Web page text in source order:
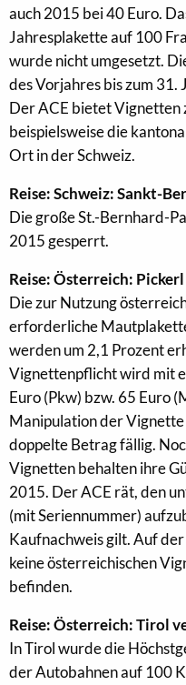
auch 2015 bei 40 Euro.
Jahresplakette auf 100
wurde nicht umgesetzt.
des Vorjahres bis zum 31.
Der ACE bietet Vignetten
beispielsweise die
Ort in der Schweiz.
Reise: Schweiz: Sankt-
Die große St.-Bernhard-
2015 gesperrt.
Reise: Österreich:
Die zur Nutzung
erforderliche
werden um 2,1 Prozent
Vignettenpflicht wird mit
Euro (Pkw) bzw. 65 Euro
Manipulation der
doppelte Betrag fällig.
Vignetten behalten ihre
2015. Der ACE rät, den
(mit Seriennummer)
Kaufnachweis gilt. Auf
keine österreichischen
befinden.
Reise: Österreich: Tirol
In Tirol wurde die
der Autobahnen auf 100